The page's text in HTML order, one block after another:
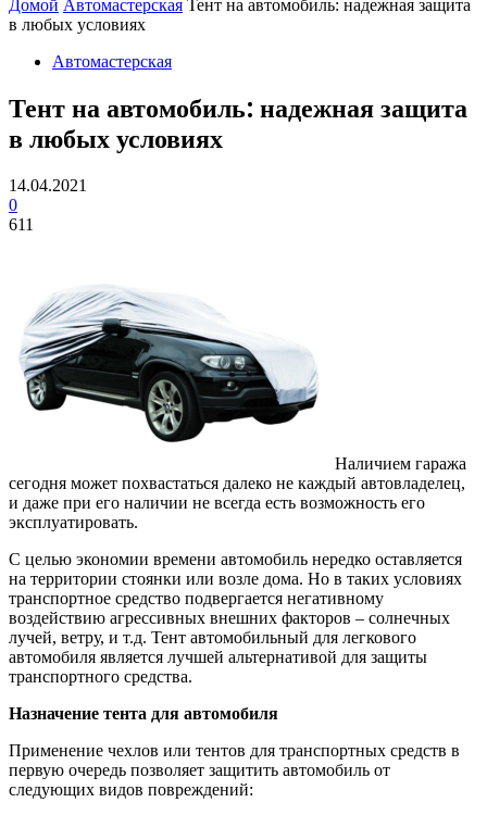
Домой Автомастерская Тент на автомобиль: надежная защита
в любых условиях
Автомастерская
Тент на автомобиль: надежная защита
в любых условиях
14.04.2021
0
611
Наличием гаража
сегодня может похвастаться далеко не каждый автовладелец,
и даже при его наличии не всегда есть возможность его
эксплуатировать.
С целью экономии времени автомобиль нередко оставляется
на территории стоянки или возле дома. Но в таких условиях
транспортное средство подвергается негативному
воздействию агрессивных внешних факторов – солнечных
лучей, ветру, и т.д. Тент автомобильный для легкового
автомобиля является лучшей альтернативой для защиты
транспортного средства.
Назначение тента для автомобиля
Применение чехлов или тентов для транспортных средств в
первую очередь позволяет защитить автомобиль от
следующих видов повреждений: